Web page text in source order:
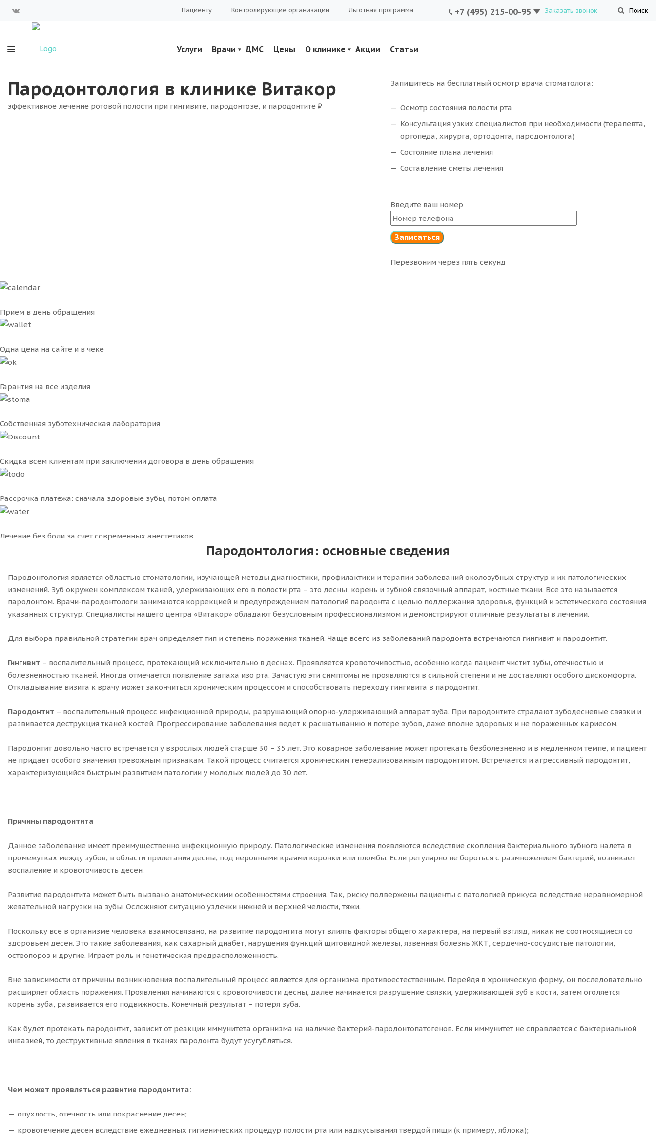
Поиск
Пациенту Контролирующие организации Льготная программа +7 (495) 215-00-95 Заказать звонок
Услуги Врачи ДМС Цены О клинике Акции Статьи
Пародонтология в клинике Витакор
эффективное лечение ротовой полости при гингивите, пародонтозе, и пародонтите ₽
Запишитесь на бесплатный осмотр врача стоматолога:
Осмотр состояния полости рта
Консультация узких специалистов при необходимости (терапевта,
ортопеда, хирурга, ортодонта, пародонтолога)
Состояние плана лечения
Составление сметы лечения
Введите ваш номер
Перезвоним через пять секунд
Прием в день обращения
Одна цена на сайте и в чеке
Гарантия на все изделия
Собственная зуботехническая лаборатория
Скидка всем клиентам при заключении договора в день обращения
Рассрочка платежа: сначала здоровые зубы, потом оплата
Лечение без боли за счет современных анестетиков
Пародонтология: основные сведения
Пародонтология является областью стоматологии, изучающей методы диагностики, профилактики и терапии заболеваний околозубных структур и их патологических
изменений. Зуб окружен комплексом тканей, удерживающих его в полости рта – это десны, корень и зубной связочный аппарат, костные ткани. Все это называется
пародонтом. Врачи-пародонтологи занимаются коррекцией и предупреждением патологий пародонта с целью поддержания здоровья, функций и эстетического состояния
указанных структур. Специалисты нашего центра «Витакор» обладают безусловным профессионализмом и демонстрируют отличные результаты в лечении.
Для выбора правильной стратегии врач определяет тип и степень поражения тканей. Чаще всего из заболеваний пародонта встречаются гингивит и пародонтит.
Гингивит – воспалительный процесс, протекающий исключительно в деснах. Проявляется кровоточивостью, особенно когда пациент чистит зубы, отечностью и
болезненностью тканей. Иногда отмечается появление запаха изо рта. Зачастую эти симптомы не проявляются в сильной степени и не доставляют особого дискомфорта.
Откладывание визита к врачу может закончиться хроническим процессом и способствовать переходу гингивита в пародонтит.
Пародонтит – воспалительный процесс инфекционной природы, разрушающий опорно-удерживающий аппарат зуба. При пародонтите страдают зубодесневые связки и
развивается деструкция тканей костей. Прогрессирование заболевания ведет к расшатыванию и потере зубов, даже вполне здоровых и не пораженных кариесом.
Пародонтит довольно часто встречается у взрослых людей старше 30 – 35 лет. Это коварное заболевание может протекать безболезненно и в медленном темпе, и пациент
не придает особого значения тревожным признакам. Такой процесс считается хроническим генерализованным пародонтитом. Встречается и агрессивный пародонтит,
характеризующийся быстрым развитием патологии у молодых людей до 30 лет.
Причины пародонтита
Данное заболевание имеет преимущественно инфекционную природу. Патологические изменения появляются вследствие скопления бактериального зубного налета в
промежутках между зубов, в области прилегания десны, под неровными краями коронки или пломбы. Если регулярно не бороться с размножением бактерий, возникает
воспаление и кровоточивость десен.
Развитие пародонтита может быть вызвано анатомическими особенностями строения. Так, риску подвержены пациенты с патологией прикуса вследствие неравномерной
жевательной нагрузки на зубы. Осложняют ситуацию уздечки нижней и верхней челюсти, тяжи.
Поскольку все в организме человека взаимосвязано, на развитие пародонтита могут влиять факторы общего характера, на первый взгляд, никак не соотносящиеся со
здоровьем десен. Это такие заболевания, как сахарный диабет, нарушения функций щитовидной железы, язвенная болезнь ЖКТ, сердечно-сосудистые патологии,
остеопороз и другие. Играет роль и генетическая предрасположенность.
Вне зависимости от причины возникновения воспалительный процесс является для организма противоестественным. Перейдя в хроническую форму, он последовательно
расширяет область поражения. Проявления начинаются с кровоточивости десны, далее начинается разрушение связки, удерживающей зуб в кости, затем оголяется
корень зуба, развивается его подвижность. Конечный результат – потеря зуба.
Как будет протекать пародонтит, зависит от реакции иммунитета организма на наличие бактерий-пародонтопатогенов. Если иммунитет не справляется с бактериальной
инвазией, то деструктивные явления в тканях пародонта будут усугубляться.
Чем может проявляться развитие пародонтита:
опухлость, отечность или покраснение десен;
кровотечение десен вследствие ежедневных гигиенических процедур полости рта или надкусывания твердой пищи (к примеру, яблока);